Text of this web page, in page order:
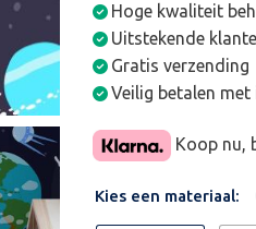
Hoge kwaliteit
Uitstekende
Gratis verzending
Veilig betalen met
Koop nu,
Kies een materiaal: